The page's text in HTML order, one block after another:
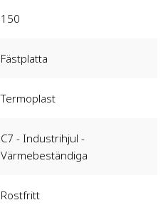
150
Fästplatta
Termoplast
C7 - Industrihjul -
Värmebeständiga
Rostfritt